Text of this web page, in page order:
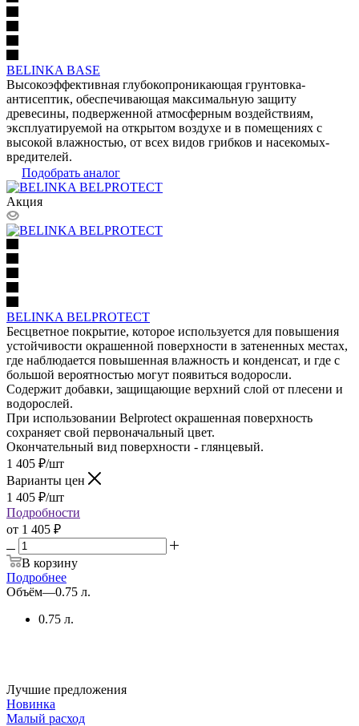
BELINKA BASE
Высокоэффективная глубокопроникающая грунтовка-
антисептик, обеспечивающая максимальную защиту
древесины, подверженной атмосферным воздействиям,
эксплуатируемой на открытом воздухе и в помещениях с
высокой влажностью, от всех видов грибков и насекомых-
вредителей.
Подобрать аналог
Акция
BELINKA BELPROTECT
Бесцветное покрытие, которое используется для повышения
устойчивости окрашенной поверхности в затененных местах,
где наблюдается повышенная влажность и конденсат, и где с
большой вероятностью могут появиться водоросли.
Содержит добавки, защищающие верхний слой от плесени и
водорослей.
При использовании Belprotect окрашенная поверхность
сохраняет свой первоначальный цвет.
Окончательный вид поверхности - глянцевый.
1 405 ₽/шт
Варианты цен
1 405 ₽/шт
Подробности
от 1 405 ₽
В корзину
Подробнее
Объём—0.75 л.
0.75 л.
Лучшие предложения
Новинка
Малый расход